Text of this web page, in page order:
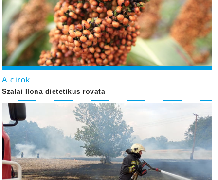
A cirok
Szalai Ilona dietetikus rovata